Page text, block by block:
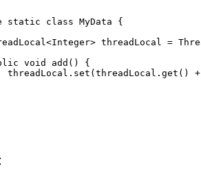
static class MyData
{
threadLocal =
void add ()
{
threadLocal.set(threadLocal.get()